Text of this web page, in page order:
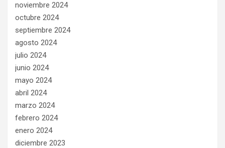
noviembre 2024
octubre 2024
septiembre 2024
agosto 2024
julio 2024
junio 2024
mayo 2024
abril 2024
marzo 2024
febrero 2024
enero 2024
diciembre 2023